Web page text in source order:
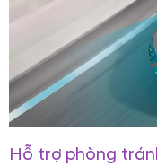
Hỗ trợ phòng